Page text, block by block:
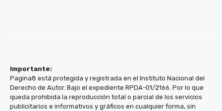
Importante:
Pagina8 está protegida y registrada en el Instituto Nacional del
Derecho de Autor. Bajo el expediente RPDA-01/2166. Por lo que
queda prohibida la reproducción total o parcial de los servicios
publicitarios e informativos y gráficos en cualquier forma, sin